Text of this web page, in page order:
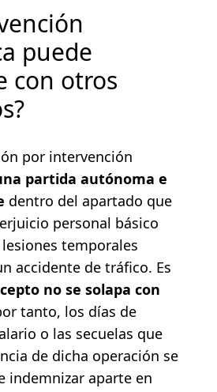
puede
con otros
por intervención
partida autónoma e
dentro del apartado que
personal básico
temporales
accidente de tráfico. Es
no se solapa con
tanto, los días de
o las secuelas que
de dicha operación se
indemnizar aparte en